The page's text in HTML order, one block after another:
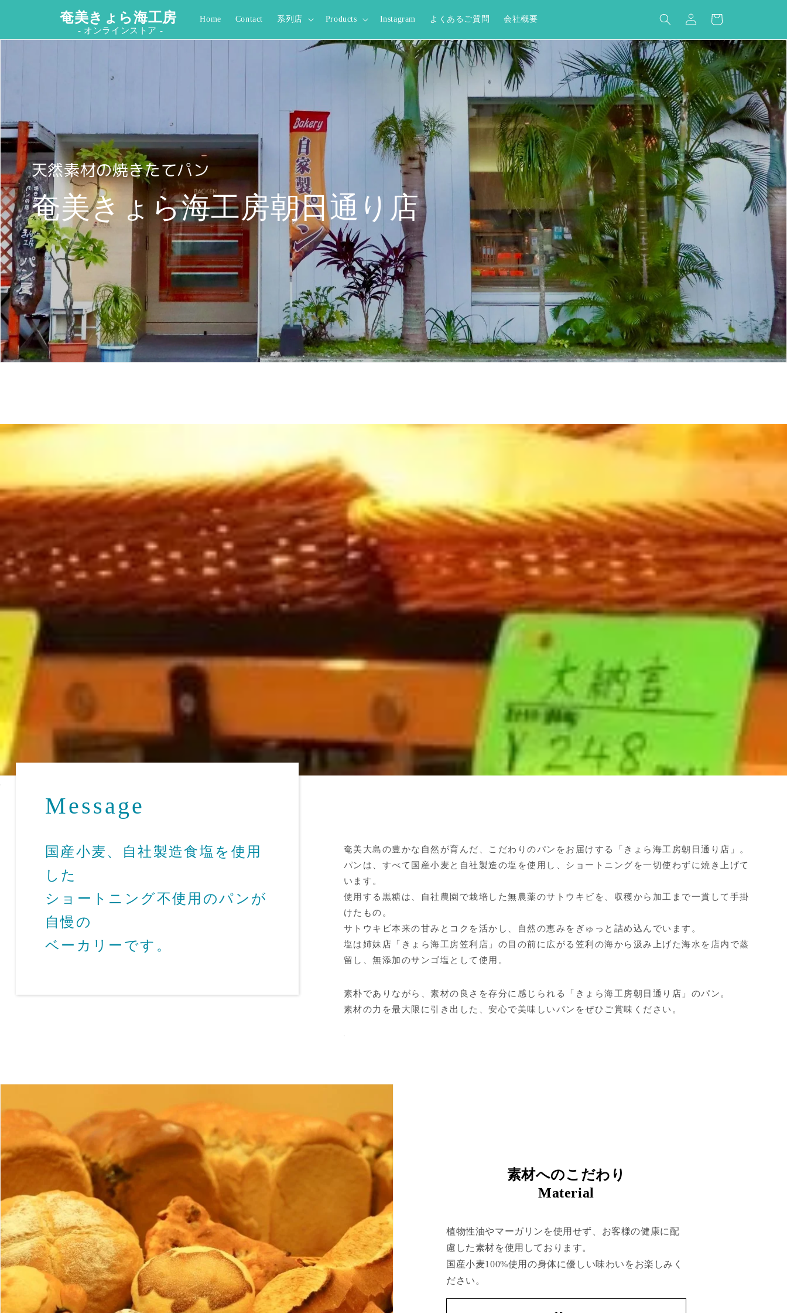
奄美きょら海工房
- オンラインストア -
Home Contact 系列店 Products Instagram よくあるご質問 会社概要
グ
イ
ン
ー
天然素材の焼きたてパン
奄美きょら海工房朝日通り店
Message
国産小麦、自社製造食塩を使用
した
ショートニング不使用のパンが
自慢の
ベーカリーです。
奄美大島の豊かな自然が育んだ、こだわりのパンをお届けする「きょら海工房朝日通り店」。
パンは、すべて国産小麦と自社製造の塩を使用し、ショートニングを一切使わずに焼き上げて
います。
使用する黒糖は、自社農園で栽培した無農薬のサトウキビを、収穫から加工まで一貫して手掛
けたもの。
サトウキビ本来の甘みとコクを活かし、自然の恵みをぎゅっと詰め込んでいます。
塩は姉妹店「きょら海工房笠利店」の目の前に広がる笠利の海から汲み上げた海水を店内で蒸
留し、無添加のサンゴ塩として使用。
素朴でありながら、素材の良さを存分に感じられる「きょら海工房朝日通り店」のパン。
素材の力を最大限に引き出した、安心で美味しいパンをぜひご賞味ください。
素材へのこだわり
Material
植物性油やマーガリンを使用せず、お客様の健康に配
慮した素材を使用しております。
国産小麦100%使用の身体に優しい味わいをお楽しみく
ださい。